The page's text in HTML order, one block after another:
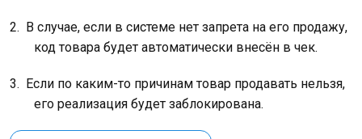
В случае, если в системе нет запрета на его продажу,
код товара будет автоматически внесён в чек.
Если по каким-то причинам товар продавать нельзя,
его реализация будет заблокирована.